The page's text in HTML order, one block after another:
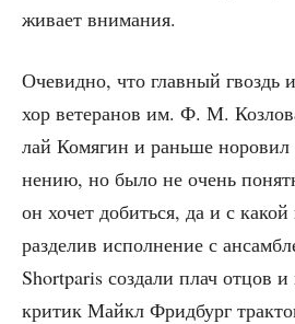
жи­ва­ет внимания.
Оче­вид­но, что глав­ный
хор вете­ра­нов им. Ф. М.
лай Комя­гин и рань­ше
не­нию, но было не очень
он хочет добить­ся, да и с
раз­де­лив испол­не­ние с
Shortparis созда­ли плач отцов
кри­тик Май­кл Фрид­бург